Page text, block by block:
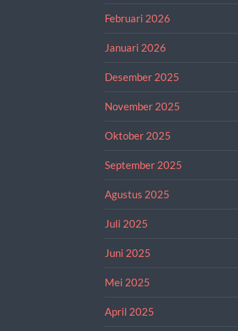
Februari 2026
Januari 2026
Desember 2025
November 2025
Oktober 2025
September 2025
Agustus 2025
Juli 2025
Juni 2025
Mei 2025
April 2025